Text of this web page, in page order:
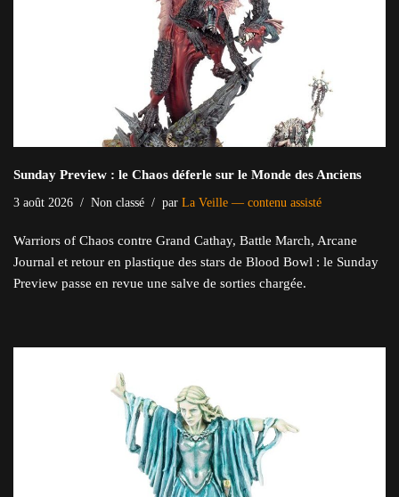
Sunday Preview : le Chaos déferle sur le Monde des Anciens
3 août 2026 Non classé par La Veille — contenu assisté
Warriors of Chaos contre Grand Cathay, Battle March, Arcane
Journal et retour en plastique des stars de Blood Bowl : le Sunday
Preview passe en revue une salve de sorties chargée.